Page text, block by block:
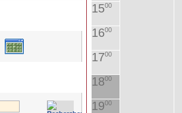
1500
1600
1700
1800
1900